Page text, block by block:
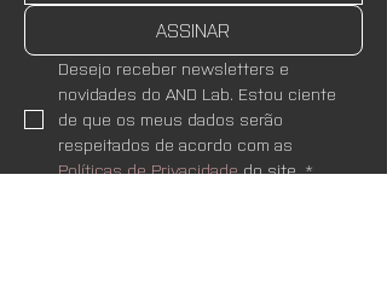
ASSINAR
Desejo receber newsletters e
novidades do AND Lab. Estou ciente
de que os meus dados serão
Políticas de Privacidade do site. *